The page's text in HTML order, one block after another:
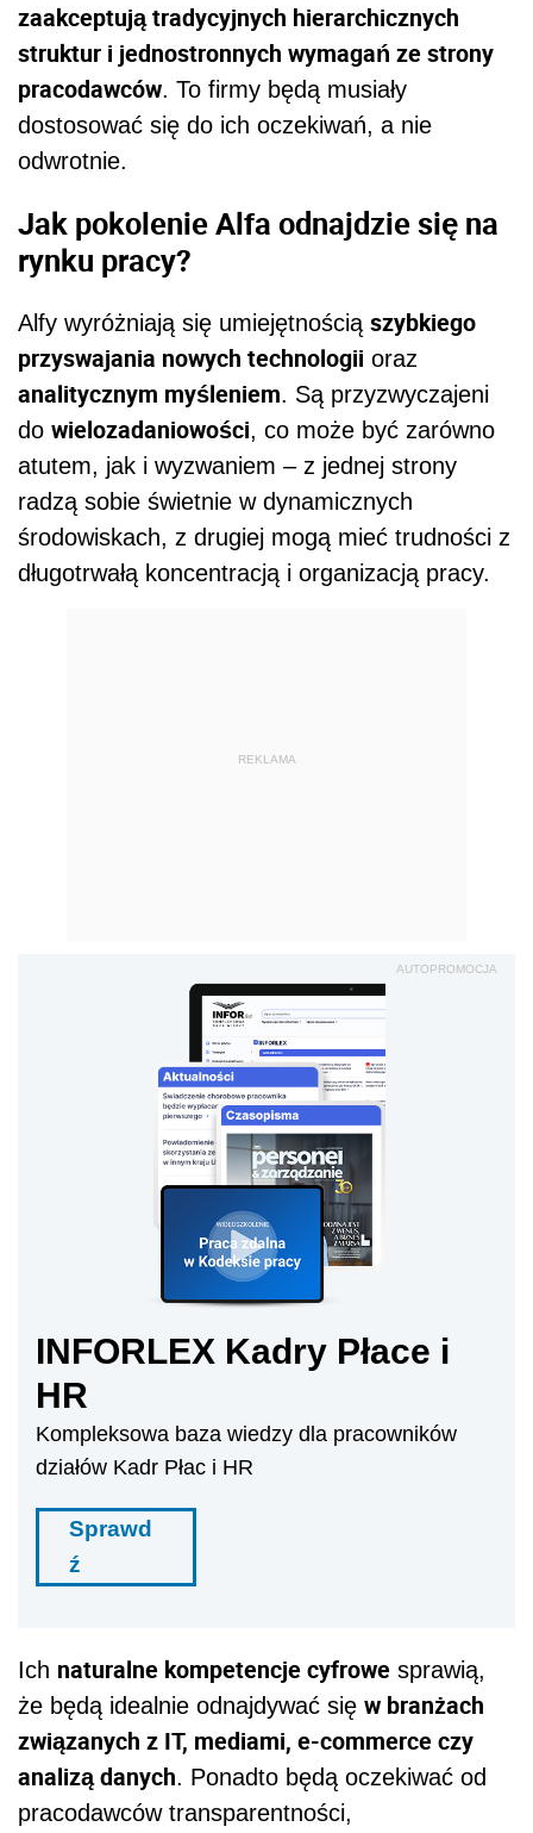
zaakceptują tradycyjnych hierarchicznych
struktur i jednostronnych wymagań ze strony
pracodawców. To firmy będą musiały
dostosować się do ich oczekiwań, a nie
odwrotnie.
Jak pokolenie Alfa odnajdzie się na
rynku pracy?
Alfy wyróżniają się umiejętnością szybkiego
przyswajania nowych technologii oraz
analitycznym myśleniem. Są przyzwyczajeni
do wielozadaniowości, co może być zarówno
atutem, jak i wyzwaniem – z jednej strony
radzą sobie świetnie w dynamicznych
środowiskach, z drugiej mogą mieć trudności z
długotrwałą koncentracją i organizacją pracy.
REKLAMA
AUTOPROMOCJA
INFORLEX Kadry Płace i
HR
Kompleksowa baza wiedzy dla pracowników
działów Kadr Płac i HR
Sprawd
ź
Ich naturalne kompetencje cyfrowe sprawią,
że będą idealnie odnajdywać się w branżach
związanych z IT, mediami, e-commerce czy
analizą danych. Ponadto będą oczekiwać od
pracodawców transparentności,